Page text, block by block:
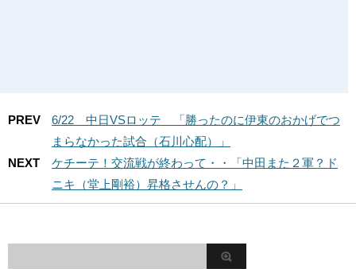
PREV
6/22 中日VSロッテ 「勝ったのに伊東のおかげでつ
まらなかった試合（石川心配）」
NEXT
ケチーテ！交流戦が終わって・・「中田また２軍？ド
ニキ（堂上剛裕）昇格させんの？」